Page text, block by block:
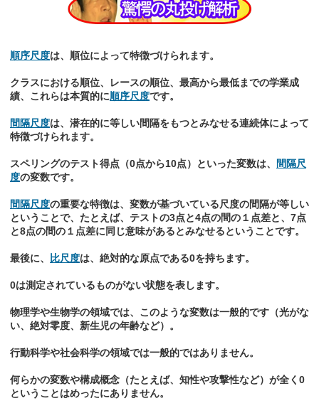
順序尺度は、順位によって特徴づけられます。
クラスにおける順位、レースの順位、最高から最低までの学業成
績、これらは本質的に順序尺度です。
間隔尺度は、潜在的に等しい間隔をもつとみなせる連続体によって
特徴づけられます。
スペリングのテスト得点（0点から10点）といった変数は、
間隔尺
度の変数です。
間隔尺度の重要な特徴は、変数が基づいている尺度の間隔が等しい
ということで、たとえば、テストの3点と4点の間の１点差と、7点
と8点の間の１点差に同じ意味があるとみなせるということです。
最後に、 比尺度は、絶対的な原点である0を持ちます。
0は測定されているものがない状態を表します。
物理学や生物学の領域では、このような変数は一般的です（光がな
い、絶対零度、新生児の年齢など）。
行動科学や社会科学の領域では一般的ではありません。
何らかの変数や構成概念（たとえば、知性や攻撃性など）が全く0
ということはめったにありません。